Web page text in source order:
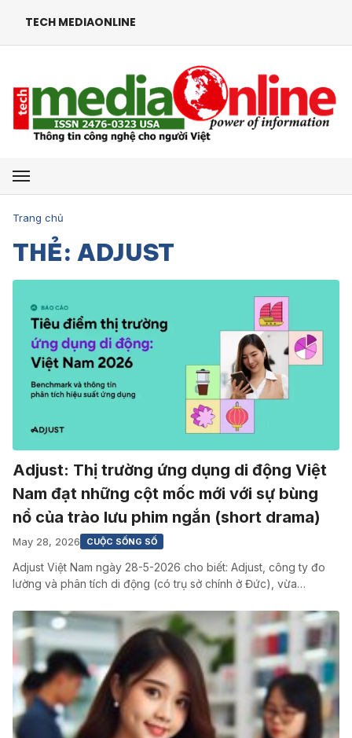
TECH MEDIAONLINE
Mở menu
Trang chủ
THẺ: ADJUST
Adjust: Thị trường ứng dụng di động Việt
Nam đạt những cột mốc mới với sự bùng
nổ của trào lưu phim ngắn (short drama)
May 28, 2026 CUỘC SỐNG SỐ
Adjust Việt Nam ngày 28-5-2026 cho biết: Adjust, công ty đo
lường và phân tích di động (có trụ sở chính ở Đức), vừa…